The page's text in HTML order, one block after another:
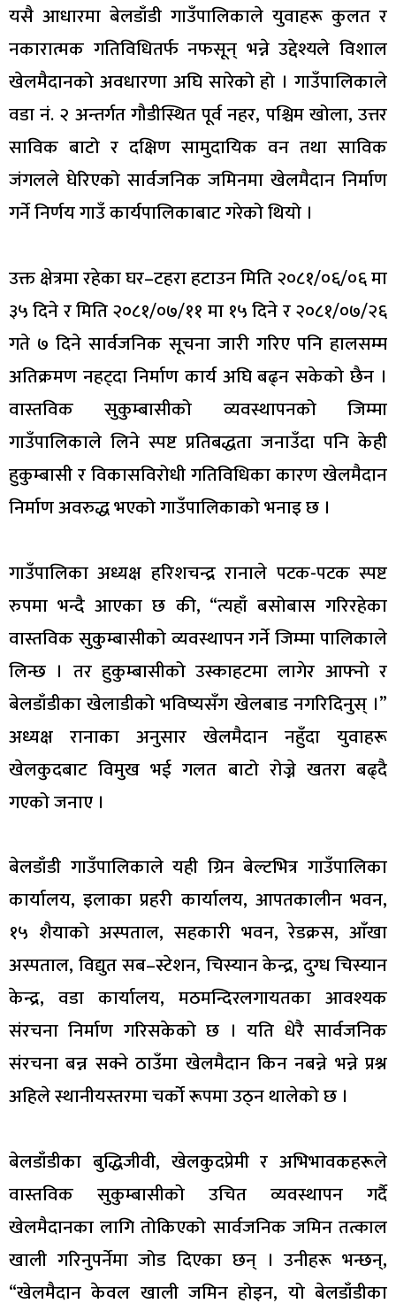
यसै आधारमा बेलडाँडी गाउँपालिकाले युवाहरू कुलत र
नकारात्मक गतिविधितर्फ नफसून् भन्ने उद्देश्यले विशाल
खेलमैदानको अवधारणा अघि सारेको हो । गाउँपालिकाले
वडा नं. २ अन्तर्गत गौडीस्थित पूर्व नहर, पश्चिम खोला, उत्तर
साविक बाटो र दक्षिण सामुदायिक वन तथा साविक
जंगलले घेरिएको सार्वजनिक जमिनमा खेलमैदान निर्माण
गर्ने निर्णय गाउँ कार्यपालिकाबाट गरेको थियो ।
उक्त क्षेत्रमा रहेका घर–टहरा हटाउन मिति २०८१/०६/०६ मा
३५ दिने र मिति २०८१/०७/११ मा १५ दिने र २०८१/०७/२६
गते ७ दिने सार्वजनिक सूचना जारी गरिए पनि हालसम्म
अतिक्रमण नहट्दा निर्माण कार्य अघि बढ्न सकेको छैन ।
वास्तविक सुकुम्बासीको व्यवस्थापनको जिम्मा
गाउँपालिकाले लिने स्पष्ट प्रतिबद्धता जनाउँदा पनि केही
हुकुम्बासी र विकासविरोधी गतिविधिका कारण खेलमैदान
निर्माण अवरुद्ध भएको गाउँपालिकाको भनाइ छ ।
गाउँपालिका अध्यक्ष हरिशचन्द्र रानाले पटक-पटक स्पष्ट
रुपमा भन्दै आएका छ की, “त्यहाँ बसोबास गरिरहेका
वास्तविक सुकुम्बासीको व्यवस्थापन गर्ने जिम्मा पालिकाले
लिन्छ । तर हुकुम्बासीको उस्काहटमा लागेर आफ्नो र
बेलडाँडीका खेलाडीको भविष्यसँग खेलबाड नगरिदिनुस् ।”
अध्यक्ष रानाका अनुसार खेलमैदान नहुँदा युवाहरू
खेलकुदबाट विमुख भई गलत बाटो रोज्ने खतरा बढ्दै
गएको जनाए ।
बेलडाँडी गाउँपालिकाले यही ग्रिन बेल्टभित्र गाउँपालिका
कार्यालय, इलाका प्रहरी कार्यालय, आपतकालीन भवन,
१५ शैयाको अस्पताल, सहकारी भवन, रेडक्रस, आँखा
अस्पताल, विद्युत सब–स्टेशन, चिस्यान केन्द्र, दुग्ध चिस्यान
केन्द्र, वडा कार्यालय, मठमन्दिरलगायतका आवश्यक
संरचना निर्माण गरिसकेको छ । यति धेरै सार्वजनिक
संरचना बन्न सक्ने ठाउँमा खेलमैदान किन नबन्ने भन्ने प्रश्न
अहिले स्थानीयस्तरमा चर्को रूपमा उठ्न थालेको छ ।
बेलडाँडीका बुद्धिजीवी, खेलकुदप्रेमी र अभिभावकहरूले
वास्तविक सुकुम्बासीको उचित व्यवस्थापन गर्दै
खेलमैदानका लागि तोकिएको सार्वजनिक जमिन तत्काल
खाली गरिनुपर्नेमा जोड दिएका छन् । उनीहरू भन्छन्,
“खेलमैदान केवल खाली जमिन होइन, यो बेलडाँडीका